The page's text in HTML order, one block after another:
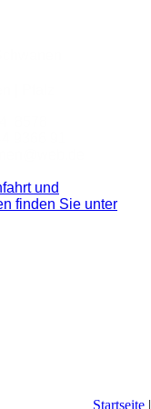
und
finden Sie unter
Startseite|